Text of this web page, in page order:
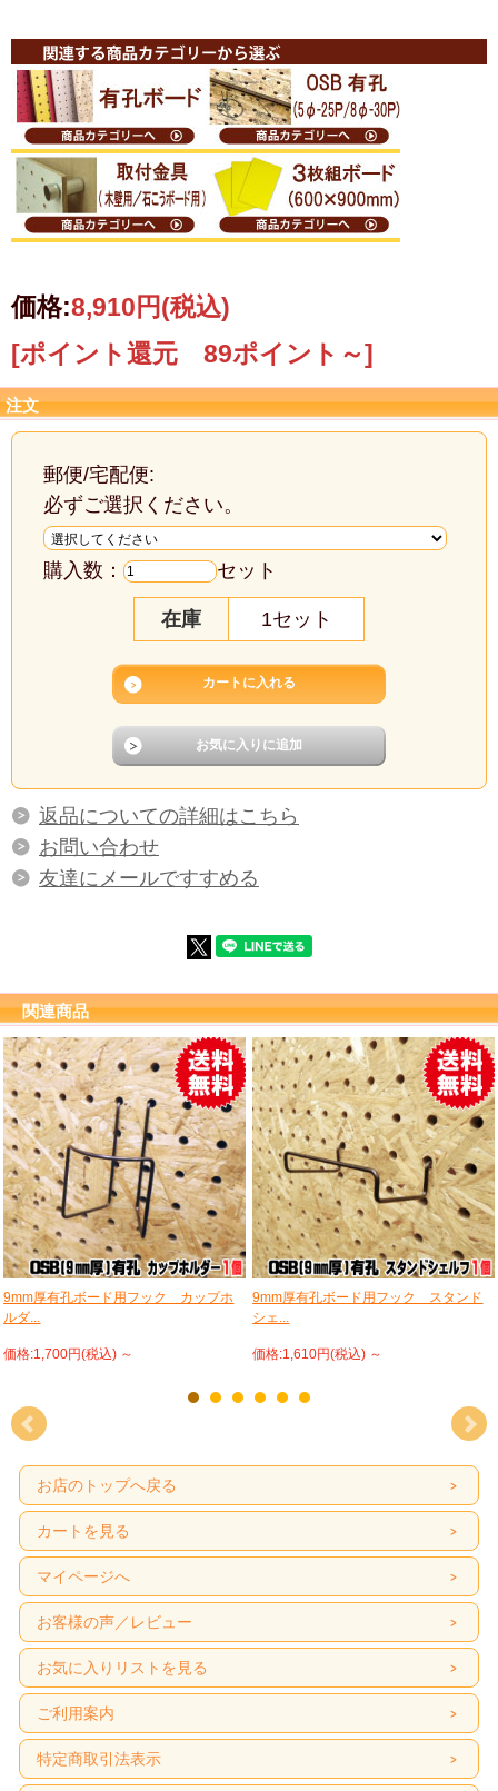
□■■追跡番号付き郵便で発送致します。■■□
お急ぎのお客様は、宅配便（別途送料）をご選択ください。
ご注文確定時（自動メール時）には料金が加算されておりませんので、後ほど、
当店より個別のご注文確定メールをお送りするときに金額訂正をして、ご案内い
価格:8,910円(税込)
[ポイント還元 89ポイント～]
注文
郵便/宅配便:
必ずご選択ください。
購入数： セット
在庫 1セット
返品についての詳細はこちら
お問い合わせ
友達にメールですすめる
関連商品
9mm厚有孔ボード用フック カップホ
ルダ...
価格:1,700円(税込) ～
9mm厚有孔ボード用フック スタンド
シェ...
価格:1,610円(税込) ～
お店のトップへ戻る
カートを見る
マイページへ
お客様の声／レビュー
お気に入りリストを見る
ご利用案内
特定商取引法表示